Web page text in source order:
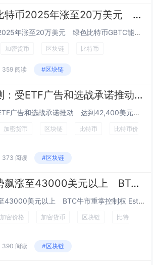
渣打银行预测比特币2025年涨至20万美元 绿色比特币GBTC能否超越BTC？
渣打银行预测比特币2025年涨至20万美元 绿色比特币GBTC能否超越BTC？ Esther Hui 一月 29, 2024 09...
加密货币 区块链 比特币
359 阅读 #区块链
比特币价格预测：受ETF广告和选战承诺推动 达到42,400美元新高
比特币价格预测：受ETF广告和选战承诺推动 达到42,400美元新高 Esther Hui 一月 29, 2024 19:34 G...
加密货币 区块链 比特币
比特币价
373 阅读 #区块链
比特币价格强势飙涨至43000美元以上 BTC牛市重掌控制权
比特币价格强势飙涨至43000美元以上 BTC牛市重掌控制权 Esther Hui 一月 30, 2024 09:00 GMT+8...
加密价格 加密货币 区块链
比特
390 阅读 #区块链